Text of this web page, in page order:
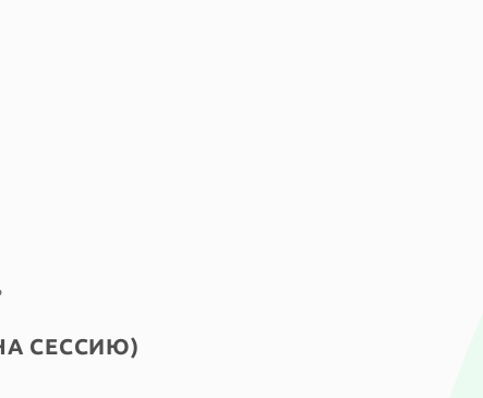
СЕССИЮ)